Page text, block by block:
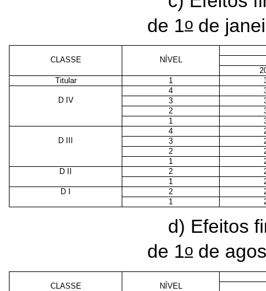
de 1o de
CLASSE
NÍVEL
Titular
1
4
D IV
3
2
1
4
D III
3
2
1
D II
2
1
D I
2
1
d) Efeitos
de 1o de
CLASSE
NÍVEL